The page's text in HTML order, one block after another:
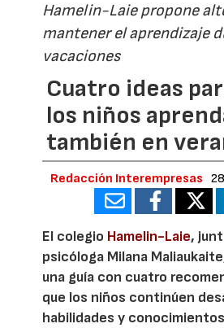
Hamelin-Laie propone
mantener el aprendizaje
vacaciones
Cuatro ideas
los niños
también en
Redacción Interempresas
El colegio Hamelin-Laie,
psicóloga Milana
una guía con cuatro
que los niños continúen
habilidades y